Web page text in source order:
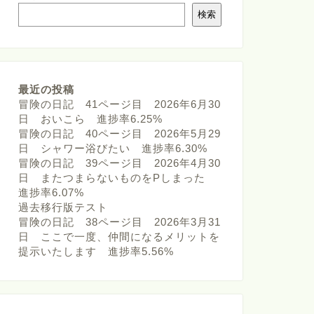
検索
最近の投稿
冒険の日記 41ページ目 2026年6月30
日 おいこら 進捗率6.25%
冒険の日記 40ページ目 2026年5月29
日 シャワー浴びたい 進捗率6.30%
冒険の日記 39ページ目 2026年4月30
日 またつまらないものをPしまった
進捗率6.07%
過去移行版テスト
冒険の日記 38ページ目 2026年3月31
日 ここで一度、仲間になるメリットを
提示いたします 進捗率5.56%